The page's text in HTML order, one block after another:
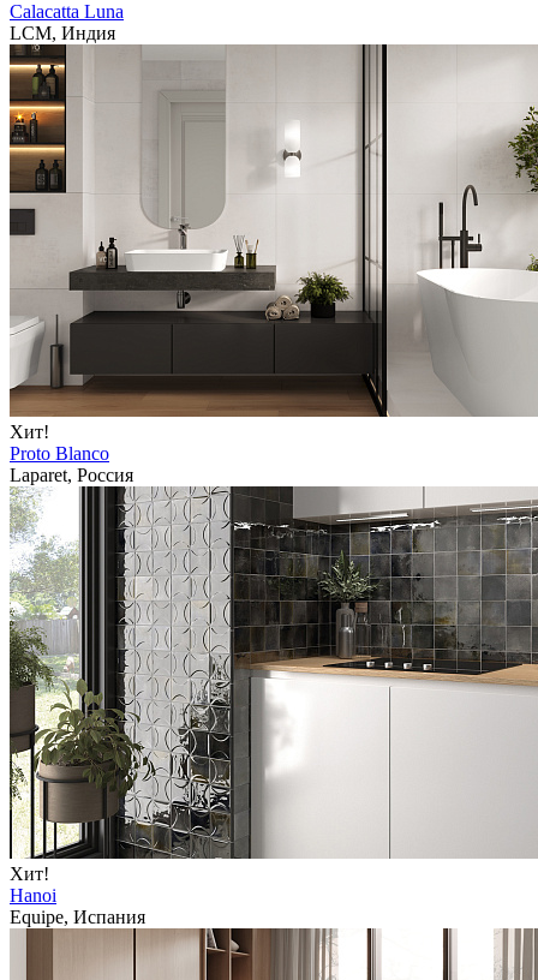
Calacatta Luna
LCM, Индия
Хит!
Proto Blanco
Laparet, Россия
Хит!
Hanoi
Equipe, Испания